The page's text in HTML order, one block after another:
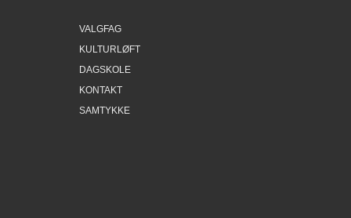
VALGFAG
KULTURLØFT
DAGSKOLE
KONTAKT
SAMTYKKE